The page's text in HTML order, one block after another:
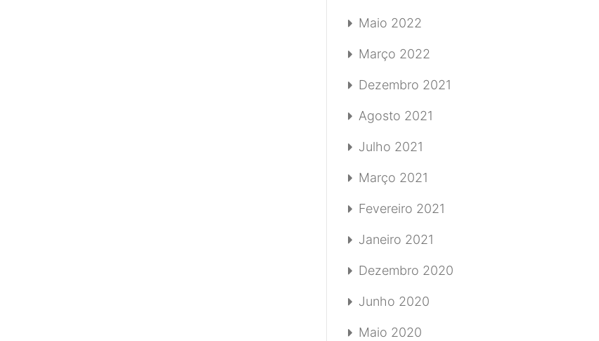
Maio 2022
Março 2022
Dezembro 2021
Agosto 2021
Julho 2021
Março 2021
Fevereiro 2021
Janeiro 2021
Dezembro 2020
Junho 2020
Maio 2020